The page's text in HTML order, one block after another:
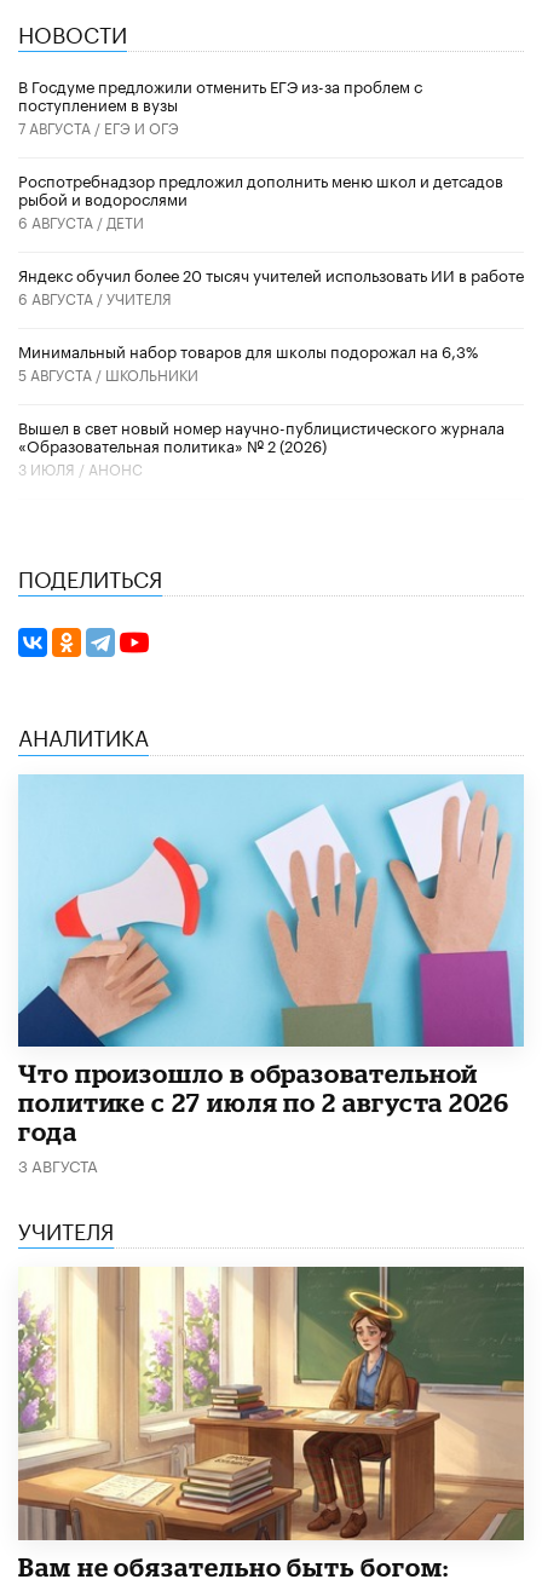
НОВОСТИ
В Госдуме предложили отменить ЕГЭ из-за проблем с
поступлением в вузы
7 АВГУСТА / ЕГЭ И ОГЭ
Роспотребнадзор предложил дополнить меню школ и детсадов
рыбой и водорослями
6 АВГУСТА / ДЕТИ
​Яндекс обучил более 20 тысяч учителей использовать ИИ в работе
6 АВГУСТА /УЧИТЕЛЯ
Минимальный набор товаров для школы подорожал на 6,3%
5 АВГУСТА / ШКОЛЬНИКИ
Вышел в свет новый номер научно-публицистического журнала
«Образовательная политика» № 2 (2026)
3 ИЮЛЯ / АНОНС
ПОДЕЛИТЬСЯ
АНАЛИТИКА
​Что произошло в образовательной
политике с 27 июля по 2 августа 2026
года
3 АВГУСТА
УЧИТЕЛЯ
​Вам не обязательно быть богом: